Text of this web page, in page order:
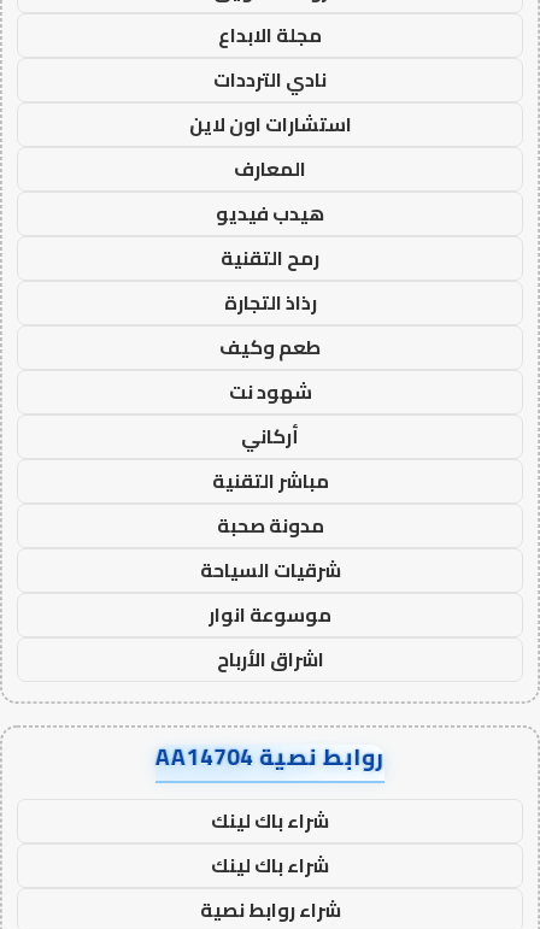
مجلة الابداع
نادي الترددات
استشارات اون لاين
المعارف
هيدب فيديو
رمح التقنية
رذاذ التجارة
طعم وكيف
شهود نت
أركاني
مباشر التقنية
مدونة صحبة
شرقيات السياحة
موسوعة انوار
اشراق الأرباح
روابط نصية AA14704
شراء باك لينك
شراء باك لينك
شراء روابط نصية